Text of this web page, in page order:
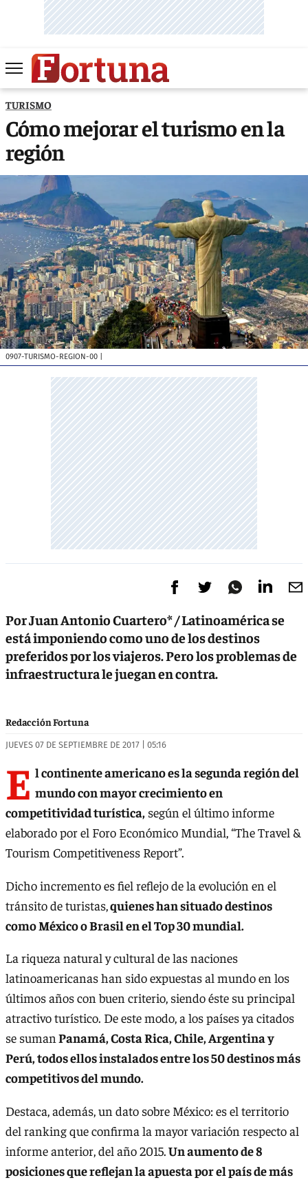
TURISMO
Cómo mejorar el turismo en la
región
0907-TURISMO-REGION-00
Por Juan Antonio Cuartero* / Latinoamérica se
está imponiendo como uno de los destinos
preferidos por los viajeros. Pero los problemas de
infraestructura le juegan en contra.
Redacción Fortuna
JUEVES 07 DE SEPTIEMBRE DE 2017 | 05:16
E l continente americano es la segunda región del
mundo con mayor crecimiento en
competitividad turística, según el último informe
elaborado por el Foro Económico Mundial, “The Travel &
Tourism Competitiveness Report”.
Dicho incremento es fiel reflejo de la evolución en el
tránsito de turistas,quienes han situado destinos
como México o Brasil en el Top 30 mundial.
La riqueza natural y cultural de las naciones
latinoamericanas han sido expuestas al mundo en los
últimos años con buen criterio, siendo éste su principal
atractivo turístico. De este modo, a los países ya citados
se suman Panamá, Costa Rica, Chile, Argentina y
Perú, todos ellos instalados entre los 50 destinos más
competitivos del mundo.
Destaca, además, un dato sobre México: es el territorio
del ranking que confirma la mayor variación respecto al
informe anterior, del año 2015.Un aumento de 8
posiciones que reflejan la apuesta por el país de más